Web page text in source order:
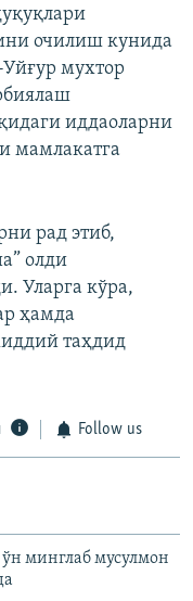
очилиш кунида
мухтор
иддаоларни
мамлакатга
рад этиб,
олди
Уларга кўра,
ҳамда
таҳдид
Follow us
минглаб мусулмон